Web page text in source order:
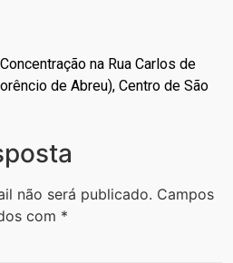
na Rua Carlos de
de Abreu), Centro de São
não será publicado. Campos
com *